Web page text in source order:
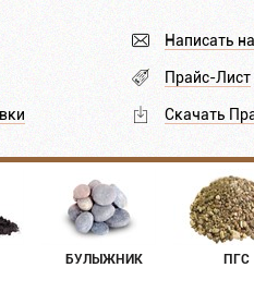
Написать
Прайс-Лист
Скачать
БУЛЫЖНИК ПГС